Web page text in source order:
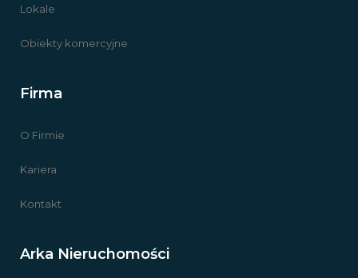
Lokale
Obiekty komercyjne
Firma
O Firmie
Kariera
Kontakt
Arka Nieruchomości